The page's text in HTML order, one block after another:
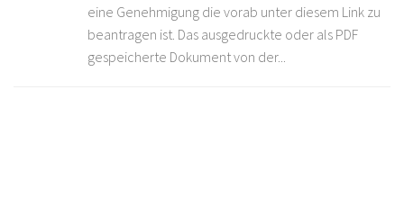
eine Genehmigung die vorab unter diesem Link zu
beantragen ist. Das ausgedruckte oder als PDF
gespeicherte Dokument von der...